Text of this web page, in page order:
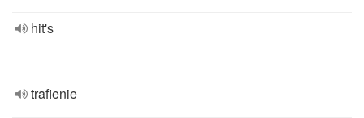
hit's
trafienie